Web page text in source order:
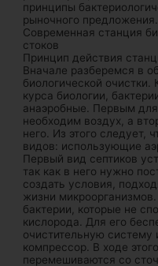
принципы
рыночного предложения.
Современная станция
стоков
Принцип действия
Вначале разберемся в
биологической
курса биологии,
анаэробные. Первым
необходим воздух, а
него. Из этого следует,
видов: использующие
Первый вид септиков
так как в него нужно
создать условия,
жизни
бактерии, которые не
кислорода. Для его
очистительную систему
компрессор. В ходе
перемешиваются со